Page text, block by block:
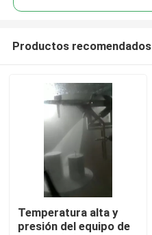
Productos recomendados
Temperatura alta y
presión del equipo de